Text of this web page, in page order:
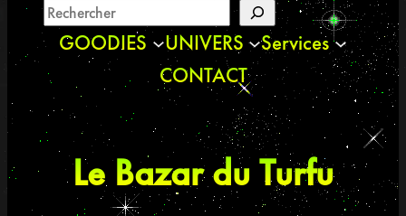
GOODIES UNIVERS
Services
CONTACT
Le Bazar du Turfu